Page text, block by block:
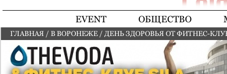
EVENT ОБЩЕСТВО
ВЫ ЗДЕСЬ
ГЛАВНАЯ / В ВОРОНЕЖЕ / ДЕНЬ ЗДОРОВЬЯ ОТ ФИТНЕС-